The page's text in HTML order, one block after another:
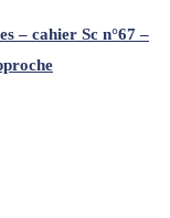
– cahier Sc n°67 –